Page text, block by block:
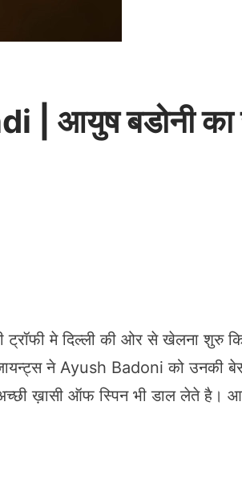
बडोनी का
मे दिल्ली की ओर से खेलना शुरु
ने Ayush Badoni को उनकी
ख़ासी ऑफ स्पिन भी डाल लेते है।